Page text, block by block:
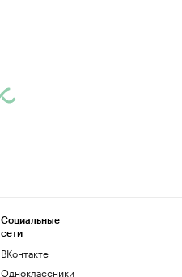
Социальные
сети
ВКонтакте
Одноклассники